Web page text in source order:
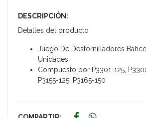
DESCRIPCIÓN:
Detalles del producto
Juego De Destornilladores
Unidades
Compuesto por P3301-125,
P3155-125, P3165-150